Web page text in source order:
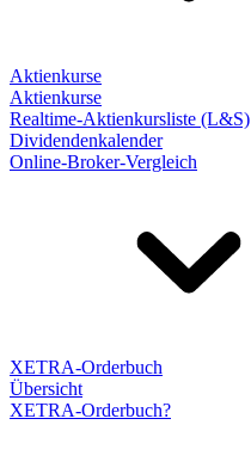
Aktienkurse
Aktienkurse
Realtime-Aktienkursliste (L&S)
Dividendenkalender
Online-Broker-Vergleich
XETRA-Orderbuch
Übersicht
XETRA-Orderbuch?